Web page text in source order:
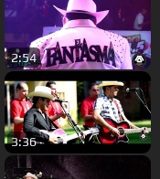
2:54
3:36